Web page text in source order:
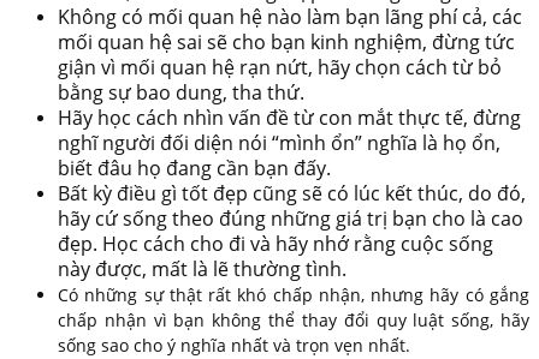
Không có mối quan hệ nào làm bạn lãng phí cả, các
mối quan hệ sai sẽ cho bạn kinh nghiệm, đừng tức
giận vì mối quan hệ rạn nứt, hãy chọn cách từ bỏ
bằng sự bao dung, tha thứ.
Hãy học cách nhìn vấn đề từ con mắt thực tế, đừng
nghĩ người đối diện nói “mình ổn” nghĩa là họ ổn,
biết đâu họ đang cần bạn đấy.
Bất kỳ điều gì tốt đẹp cũng sẽ có lúc kết thúc, do đó,
hãy cứ sống theo đúng những giá trị bạn cho là cao
đẹp. Học cách cho đi và hãy nhớ rằng cuộc sống
này được, mất là lẽ thường tình.
Có những sự thật rất khó chấp nhận, nhưng hãy có gắng
chấp nhận vì bạn không thể thay đổi quy luật sống, hãy
sống sao cho ý nghĩa nhất và trọn vẹn nhất.